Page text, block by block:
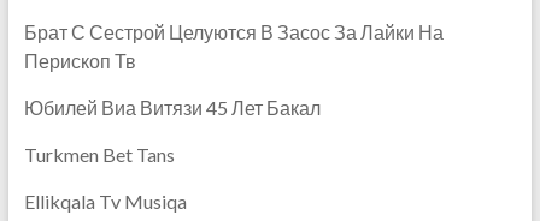
Брат С Сестрой Целуются В Засос За Лайки На
Перископ Тв
Юбилей Виа Витязи 45 Лет Бакал
Turkmen Bet Tans
Ellikqala Tv Musiqa